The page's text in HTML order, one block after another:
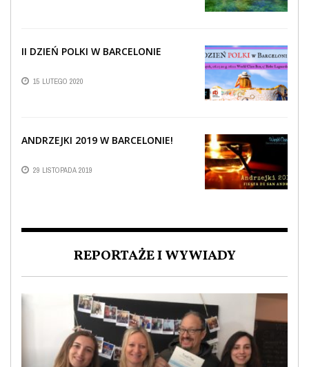
II DZIEŃ POLKI W BARCELONIE
15 LUTEGO 2020
ANDRZEJKI 2019 W BARCELONIE!
29 LISTOPADA 2019
REPORTAŻE I WYWIADY